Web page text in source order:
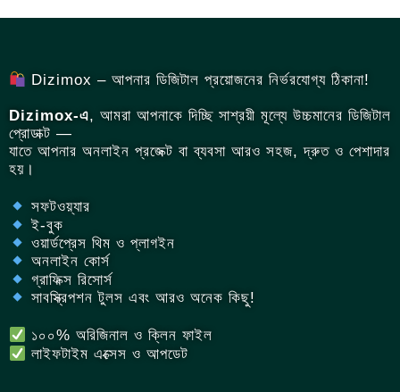
Dizimox – আপনার ডিজিটাল প্রয়োজনের নির্ভরযোগ্য ঠিকানা!
Dizimox-এ, আমরা আপনাকে দিচ্ছি সাশ্রয়ী মূল্যে উচ্চমানের ডিজিটাল
প্রোডাক্ট —
যাতে আপনার অনলাইন প্রজেক্ট বা ব্যবসা আরও সহজ, দ্রুত ও পেশাদার
হয়।
সফটওয়্যার
ই-বুক
ওয়ার্ডপ্রেস থিম ও প্লাগইন
অনলাইন কোর্স
গ্রাফিক্স রিসোর্স
সাবস্ক্রিপশন টুলস এবং আরও অনেক কিছু!
১০০% অরিজিনাল ও ক্লিন ফাইল
লাইফটাইম এক্সেস ও আপডেট